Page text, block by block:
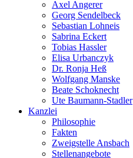
Axel Angerer
Georg Sendelbeck
Sebastian Lohneis
Sabrina Eckert
Tobias Hassler
Elisa Urbanczyk
Dr. Ronja Heß
Wolfgang Manske
Beate Schoknecht
Ute Baumann-Stadler
Kanzlei
Philosophie
Fakten
Zweigstelle Ansbach
Stellenangebote